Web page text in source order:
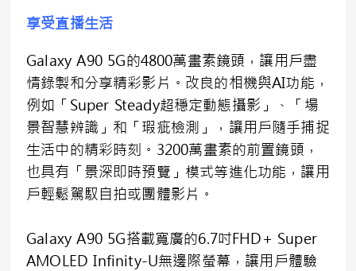
享受直播生活
Galaxy A90 5G的4800萬畫素鏡頭，讓用戶盡
情錄製和分享精彩影片。改良的相機與AI功能，
例如「Super Steady超穩定動態攝影」、「場
景智慧辨識」和「瑕疵檢測」，讓用戶隨手捕捉
生活中的精彩時刻。3200萬畫素的前置鏡頭，
也具有「景深即時預覽」模式等進化功能，讓用
戶輕鬆駕馭自拍或團體影片。
Galaxy A90 5G搭載寬廣的6.7吋FHD+ Super
AMOLED Infinity-U無邊際螢幕，讓用戶體驗